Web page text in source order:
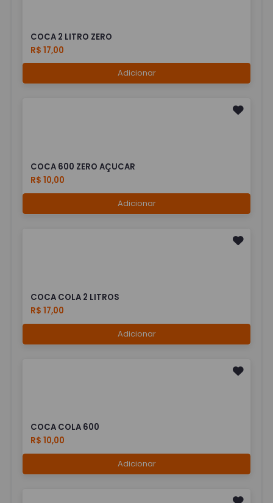
COCA 2 LITRO ZERO
R$ 17,00
Adicionar
COCA 600 ZERO AÇUCAR
R$ 10,00
Adicionar
COCA COLA 2 LITROS
R$ 17,00
Adicionar
COCA COLA 600
R$ 10,00
Adicionar